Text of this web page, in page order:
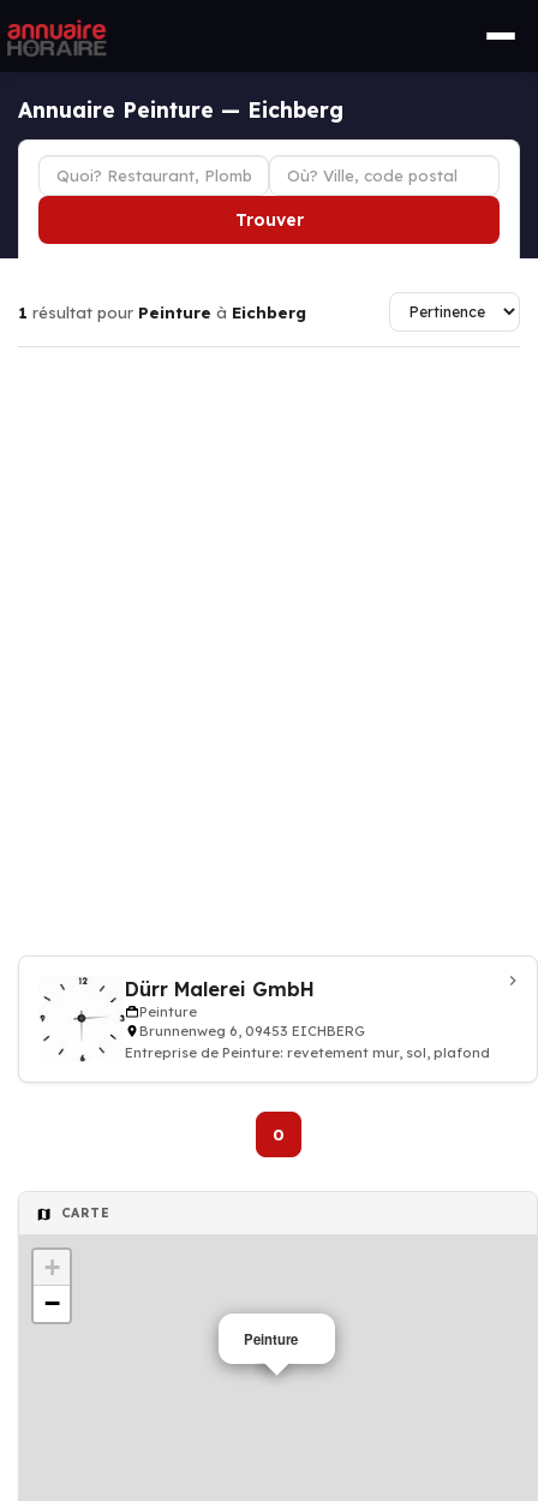
Annuaire Peinture — Eichberg
Trouver
1 résultat pour Peinture à Eichberg
Dürr Malerei GmbH
Peinture
Brunnenweg 6, 09453 EICHBERG
Entreprise de Peinture: revetement mur, sol, plafond
0
CARTE
Peinture
+
−